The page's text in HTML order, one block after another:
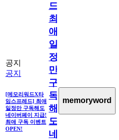
공지
공지
[메모리워드X타
임스프레드] 최애
일정만 구독해도
네이버페이 지급!
최애 구독 이벤트
OPEN!
드]
최
애
일
정
만
구
독
해
도
네
memoryword